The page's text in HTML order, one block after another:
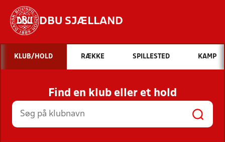
DBU SJÆLLAND
Hvad vil du søge efter?
INDHOLD OG NYHEDER
STILLINGER, RESULTATER, KLUBBER OG
HOLD
KLUB/HOLD RÆKKE SPILLESTED KAMP
Find en klub eller et hold